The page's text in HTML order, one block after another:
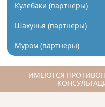
Кулебаки (партнеры)
Шахунья (партнеры)
Муром (партнеры)
ИМЕЮТСЯ